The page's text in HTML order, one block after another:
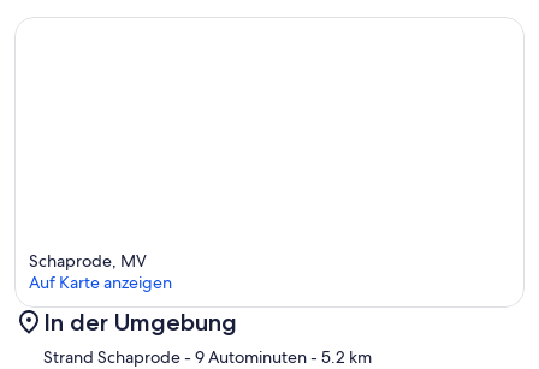
Karte
Schaprode, MV
Auf Karte anzeigen
In der Umgebung
Strand Schaprode- 9 Autominuten- 5.2 km